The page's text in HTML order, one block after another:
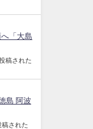
「大島
稿された
島 阿波
稿された